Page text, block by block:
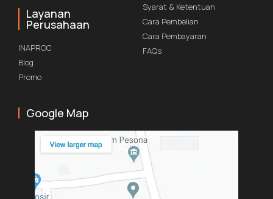
Layanan
Perusahaan
INAPROC
Blog
Promo
Syarat & Ketentuan
Cara Pembelian
Cara Pembayaran
FAQs
Google Map